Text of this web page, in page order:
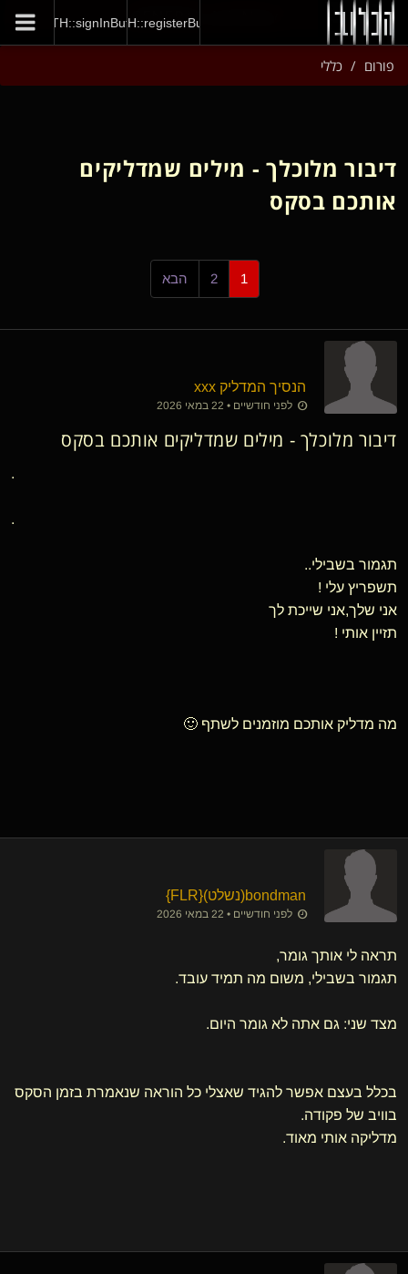
GENERAL::joinNow
AUTH::registerButton
AUTH::signInButton
פורום כללי
דיבור מלוכלך - מילים שמדליקים
אותכם בסקס
1
2 הבא
הנסיך המדליק xxx
לפני חודשיים • 22 במאי 2026
דיבור מלוכלך - מילים שמדליקים אותכם בסקס
.
.
תגמור בשבילי..
תשפריץ עלי !
אני שלך,אני שייכת לך
תזיין אותי !
מה מדליק אותכם מוזמנים לשתף 🙂
bondman​(נשלט) ​{
FLR
}
לפני חודשיים • 22 במאי 2026
תראה לי אותך גומר,
תגמור בשבילי, משום מה תמיד עובד.
מצד שני: גם אתה לא גומר היום.
בכלל בעצם אפשר להגיד שאצלי כל הוראה שנאמרת בזמן הסקס
בוויב של פקודה.
מדליקה אותי מאוד.